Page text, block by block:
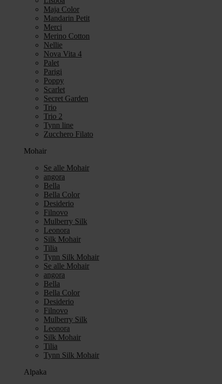
Maja Color
Mandarin Petit
Merci
Merino Cotton
Nellie
Nova Vita 4
Palet
Parigi
Poppy
Scarlet
Secret Garden
Trio
Trio 2
Tynn line
Zucchero Filato
Mohair
Se alle Mohair
angora
Bella
Bella Color
Desiderio
Filnovo
Mulberry Silk
Leonora
Silk Mohair
Tilia
Tynn Silk Mohair
Se alle Mohair
angora
Bella
Bella Color
Desiderio
Filnovo
Mulberry Silk
Leonora
Silk Mohair
Tilia
Tynn Silk Mohair
Alpaka